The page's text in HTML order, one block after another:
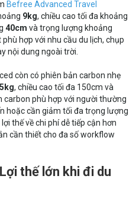
Befree Advanced Travel
9kg, chiều cao tối đa khoảng
40cm và trọng lượng khoảng
hợp với nhu cầu du lịch, chụp
nội dung ngoài trời.
còn có phiên bản carbon nhẹ
, chiều cao tối đa 150cm và
carbon phù hợp với người thường
hoặc cần giảm tối đa trọng lượng
thế về chi phí dễ tiếp cận hơn
cần thiết cho đa số workflow
thế lớn khi đi du